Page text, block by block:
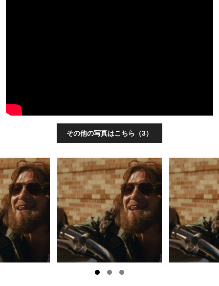
その他の写真はこちら（3）